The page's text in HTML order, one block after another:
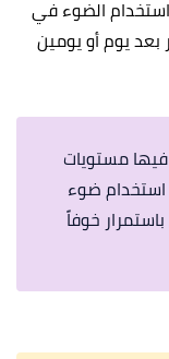
الضوء في
يوم أو يومين
مستويات
استخدام ضوء
خوفاً